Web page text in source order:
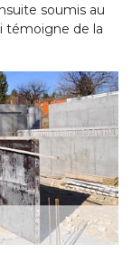
soumis au
témoigne de la